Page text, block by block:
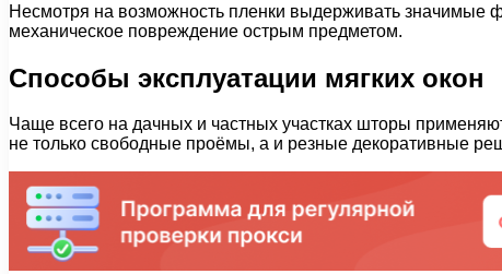
Несмотря на возможность пленки выдерживать значимые
механическое повреждение острым предметом.
Способы эксплуатации мягких окон
Чаще всего на дачных и частных участках шторы
не только свободные проёмы, а и резные декоративные